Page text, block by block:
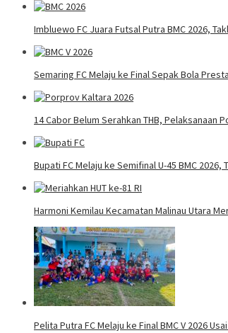
Imbluewo FC Juara Futsal Putra BMC 2026,
Semaring FC Melaju ke Final Sepak Bola
14 Cabor Belum Serahkan THB, Pelaksanaan
Bupati FC Melaju ke Semifinal U-45 BMC 2026,
Harmoni Kemilau Kecamatan Malinau Utara
Pelita Putra FC Melaju ke Final BMC V 2026